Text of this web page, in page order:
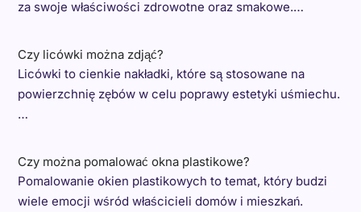
za swoje właściwości zdrowotne oraz smakowe.…
Czy licówki można zdjąć?
Licówki to cienkie nakładki, które są stosowane na
powierzchnię zębów w celu poprawy estetyki uśmiechu.
…
Czy można pomalować okna plastikowe?
Pomalowanie okien plastikowych to temat, który budzi
wiele emocji wśród właścicieli domów i mieszkań.